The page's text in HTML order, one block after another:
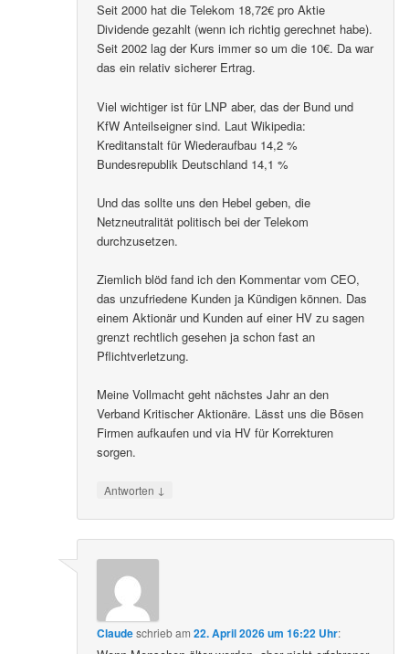
Seit 2000 hat die Telekom 18,72€ pro Aktie
Dividende gezahlt (wenn ich richtig gerechnet habe).
Seit 2002 lag der Kurs immer so um die 10€. Da war
das ein relativ sicherer Ertrag.
Viel wichtiger ist für LNP aber, das der Bund und
KfW Anteilseigner sind. Laut Wikipedia:
Kreditanstalt für Wiederaufbau 14,2 %
Bundesrepublik Deutschland 14,1 %
Und das sollte uns den Hebel geben, die
Netzneutralität politisch bei der Telekom
durchzusetzen.
Ziemlich blöd fand ich den Kommentar vom CEO,
das unzufriedene Kunden ja Kündigen können. Das
einem Aktionär und Kunden auf einer HV zu sagen
grenzt rechtlich gesehen ja schon fast an
Pflichtverletzung.
Meine Vollmacht geht nächstes Jahr an den
Verband Kritischer Aktionäre. Lässt uns die Bösen
Firmen aufkaufen und via HV für Korrekturen
sorgen.
Antworten ↓
Claudeschriebam22. April 2026 um 16:22 Uhr: